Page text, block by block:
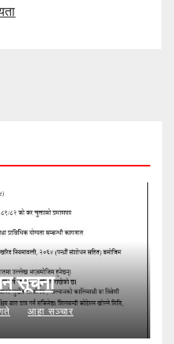
सूचना
आहा सञ्चार